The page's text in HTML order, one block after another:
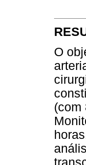
O
(com